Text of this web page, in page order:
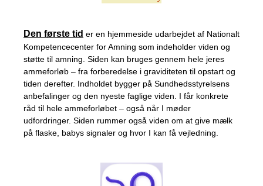
Den første tid er en hjemmeside udarbejdet af Nationalt
Kompetencecenter for Amning som indeholder viden og
støtte til amning. Siden kan bruges gennem hele jeres
ammeforløb – fra forberedelse i graviditeten til opstart og
tiden derefter. Indholdet bygger på Sundhedsstyrelsens
anbefalinger og den nyeste faglige viden. I får konkrete
råd til hele ammeforløbet – også når I møder
udfordringer. Siden rummer også viden om at give mælk
på flaske, babys signaler og hvor I kan få vejledning.